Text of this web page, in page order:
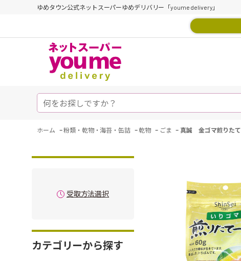
ゆめタウン公式ネットスーパーゆめデリバリー「youme delivery」
ホーム -粉類・乾物・海苔・缶詰 -乾物 - ごま - 真誠 金ゴマ煎りた
受取方法選択
カテゴリーから探す